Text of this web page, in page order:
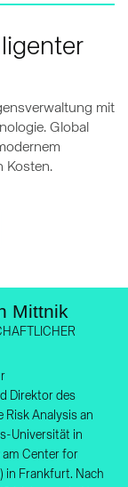
mit
Global
Kosten.
Mittnik
Direktor des
Analysis an
Universität in
am Center for
in Frankfurt. Nach